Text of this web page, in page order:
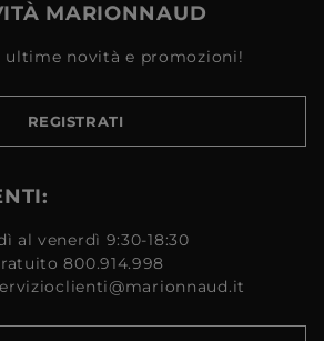
MARIONNAUD
ultime novità e promozioni!
REGISTRATI
al venerdì 9:30-18:30
800.914.998